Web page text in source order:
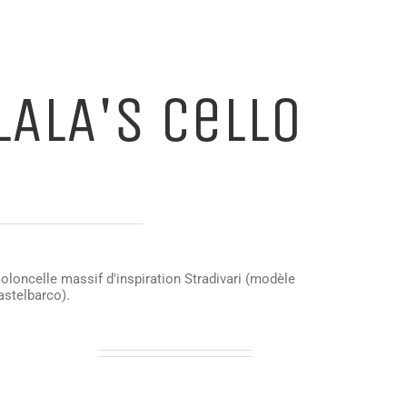
Cello
massif d'inspiration Stradivari (modèle